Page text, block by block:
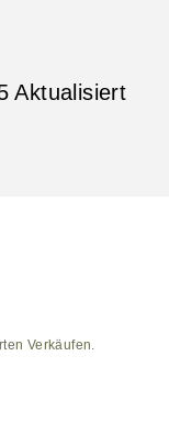
Aktualisiert
Verkäufen.